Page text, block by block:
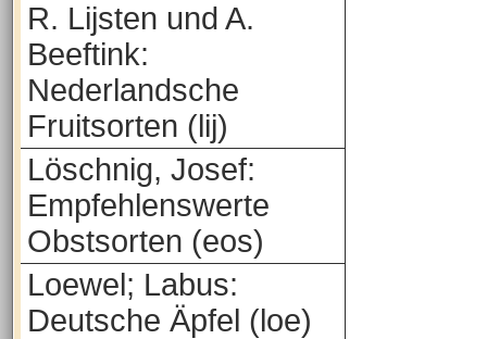
R. Lijsten und A.
Beeftink:
Nederlandsche
Fruitsorten (lij)
Löschnig, Josef:
Empfehlenswerte
Obstsorten (eos)
Loewel; Labus:
Deutsche Äpfel (loe)